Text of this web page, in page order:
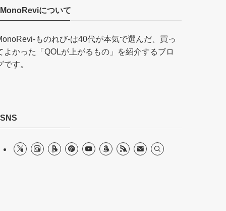
MonoReviについて
ものれび-は40代が本気で選んだ、買っ
よかった「QOLが上がるもの」を紹介するブロ
です。
SNS